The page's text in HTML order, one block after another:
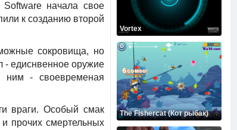
начала свое
к созданию второй
сокровища, но
- едиснвенное оружие
ним - своевременая
враги. Особый смак
прочих смертельных
Vortex
The Fishercat (Кот рыбак)